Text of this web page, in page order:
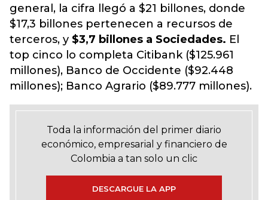
general, la cifra llegó a $21 billones, donde
$17,3 billones pertenecen a recursos de
terceros, y $3,7 billones a Sociedades. El
top cinco lo completa Citibank ($125.961
millones), Banco de Occidente ($92.448
millones); Banco Agrario ($89.777 millones).
Toda la información del primer diario
económico, empresarial y financiero de
Colombia a tan solo un clic
DESCARGUE LA APP